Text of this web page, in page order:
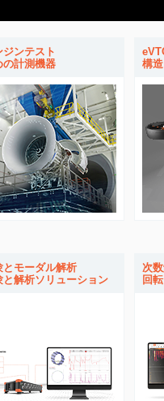
ンテスト
の計測機器
構
とモーダル解析
と解析ソリューション
次
回